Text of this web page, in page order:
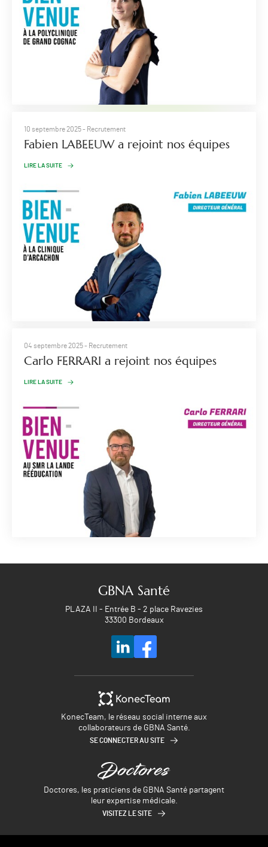
10 septembre 2025- Recrutement
Fabien LABEEUW a rejoint nos équipes
LIRE LA SUITE
04 septembre 2025- Recrutement
Carlo FERRARI a rejoint nos équipes
LIRE LA SUITE
GBNA Santé
PLAZA II - Entrée B - 2 place Ravezies
33300 Bordeaux
KonecTeam, le réseau social interne aux
collaborateurs de GBNA Santé.
SE CONNECTER AU SITE
Doctores, les praticiens de GBNA Santé partagent
leur expertise médicale.
VISITEZ LE SITE